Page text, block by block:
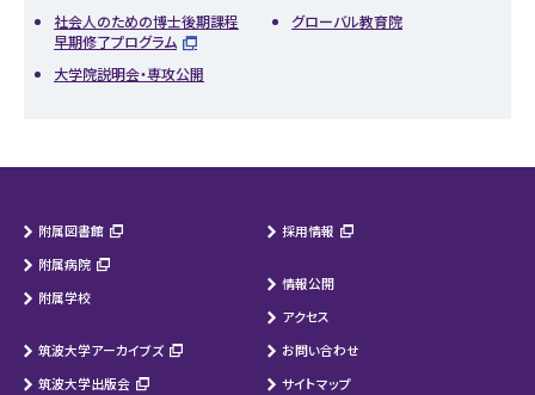
社会人のための博士後期課程
早期修了プログラム
グローバル教育院
大学院説明会・専攻公開
附属図書館
附属病院
附属学校
筑波大学アーカイブズ
筑波大学出版会
採用情報
情報公開
アクセス
お問い合わせ
サイトマップ